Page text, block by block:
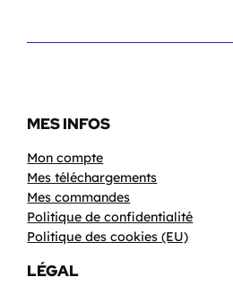
MES INFOS
Mon compte
Mes téléchargements
Mes commandes
Politique de confidentialité
Politique des cookies (EU)
LÉGAL